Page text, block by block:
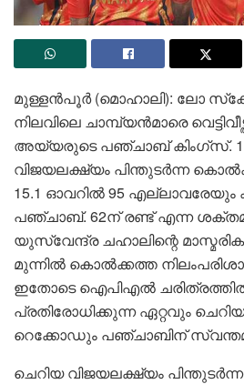
മുള്ളൻപൂർ (മൊഹാലി): ലോ
നിലവിലെ ചാമ്പ്യൻമാരെ
അയ്യരുടെ പഞ്ചാബ് കിംഗ്‌സ്.
വിജയലക്ഷ്യം പിന്തുടർന്ന
15.1 ഓവറിൽ 95 എല്ലാവരേയും
പഞ്ചാബ്. 62ന് രണ്ട് എന്ന
യുസ്‌വേന്ദ്ര ചഹാലിന്റെ
മുന്നിൽ കൊൽക്കത്ത
ഇതോടെ ഐപിഎൽ ചരിത്രത്തിൽ
പ്രതിരോധിക്കുന്ന ഏറ്റവും
റെക്കോഡും പഞ്ചാബിന്
ചെറിയ വിജയലക്ഷ്യം